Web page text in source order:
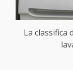
La classifica